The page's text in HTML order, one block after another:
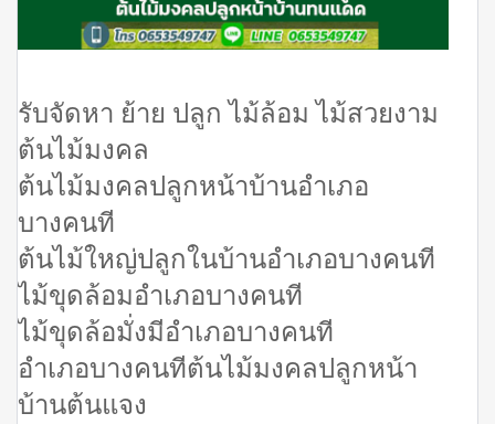
รับจัดหา ย้าย ปลูก ไม้ล้อม ไม้สวยงาม
ต้นไม้มงคล
ต้นไม้มงคลปลูกหน้าบ้านอำเภอ
บางคนที
ต้นไม้ใหญ่ปลูกในบ้านอำเภอบางคนที
ไม้ขุดล้อมอำเภอบางคนที
ไม้ขุดล้อมั่งมีอำเภอบางคนที
อำเภอบางคนทีต้นไม้มงคลปลูกหน้า
บ้านต้นแจง